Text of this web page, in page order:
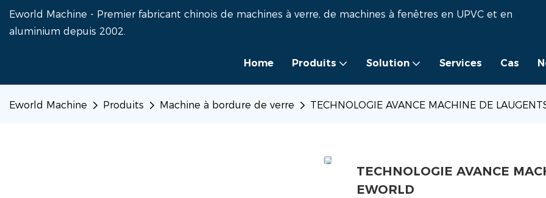
Eworld Machine - Premier fabricant chinois de machines à verre, de machines à fenêtres en UPVC et en
aluminium depuis 2002.
Home Produits Solution Services Cas
Eworld Machine Produits Machine à bordure de verre TECHNOLOGIE AVANCE MACHINE DE
TECHNOLOGIE AVANCE
EWORLD